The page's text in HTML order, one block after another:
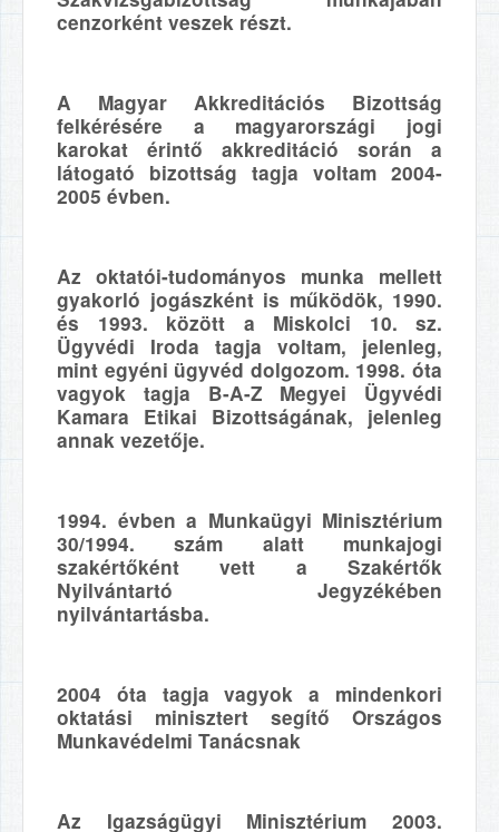
cenzorként veszek részt.
A Magyar Akkreditációs Bizottság
felkérésére a magyarországi jogi
karokat érintő akkreditáció során a
látogató bizottság tagja voltam 2004-
2005 évben.
Az oktatói-tudományos munka mellett
gyakorló jogászként is működök, 1990.
és 1993. között a Miskolci 10. sz.
Ügyvédi Iroda tagja voltam, jelenleg,
mint egyéni ügyvéd dolgozom. 1998. óta
vagyok tagja B-A-Z Megyei Ügyvédi
Kamara Etikai Bizottságának, jelenleg
annak vezetője.
1994. évben a Munkaügyi Minisztérium
30/1994. szám alatt munkajogi
szakértőként vett a Szakértők
Nyilvántartó Jegyzékében
nyilvántartásba.
2004 óta tagja vagyok a mindenkori
oktatási minisztert segítő Országos
Munkavédelmi Tanácsnak
Az Igazságügyi Minisztérium 2003.